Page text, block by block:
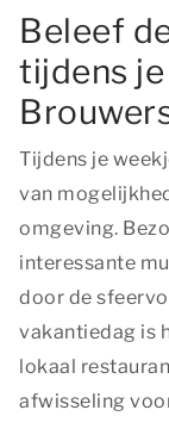
Beleef
tijdens
Tijdens je
van
omgeving.
interessante
door de
vakantiedag is
lokaal
afwisseling